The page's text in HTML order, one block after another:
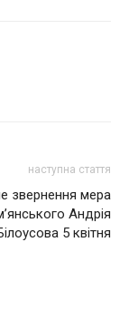
наступна стаття
звернення мера
Андрія
5 квітня